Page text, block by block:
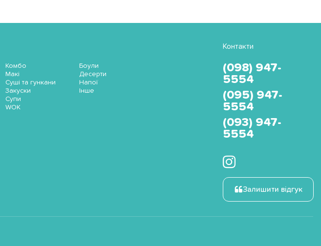
Комбо
Макі
Суші та гункани
Закуски
Супи
WOK
Боули
Десерти
Напої
Інше
Контакти
(098) 947-
5554
(095) 947-
5554
(093) 947-
5554
Залишити відгук